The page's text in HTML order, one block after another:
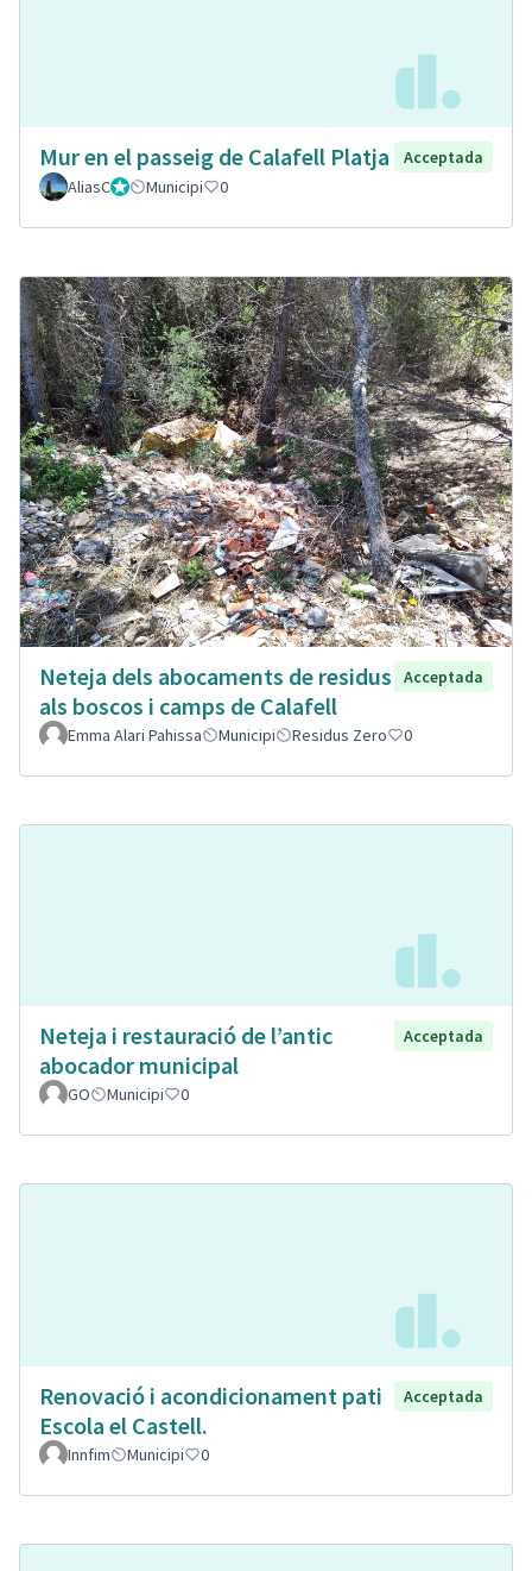
Mur en el passeig de Calafell Platja
Acceptada
AliasCGestorMunicipi 0
Neteja dels abocaments de residus
als boscos i camps de Calafell
Acceptada
Emma Alari Pahissa Municipi Residus Zero 0
Neteja i restauració de l’antic
abocador municipal
Acceptada
GO Municipi 0
Renovació i acondicionament pati
Escola el Castell.
Acceptada
Innfim Municipi 0